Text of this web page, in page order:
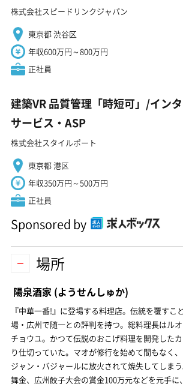
株式会社スピードリンクジャパン
東京都 渋谷区
年収600万円～800万円
正社員
建築VR 品質管理「時短可」/イン
サービス・ASP
株式会社スタイルポート
東京都 港区
年収350万円～500万円
正社員
Sponsored by
場所
陽泉酒家 (ようせんしゅか)
『中華一番!』に登場する料理店。伝統を覆すこ
場・広州で随一との評判を持つ。総料理長はル
チョウユ。かつて伝説のおこげ料理を開発した
り仕切っていた。マオが修行を始めて間もなく
ジャン・バジャールに放火されて焼失してしま
舞金、広州餃子大会の賞金100万元などを元手に